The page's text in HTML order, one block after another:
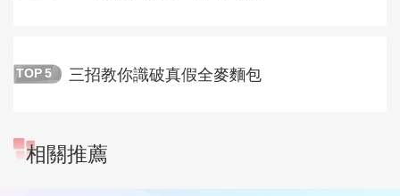
TOP 5 三招教你識破真假全麥麵包
相關推薦